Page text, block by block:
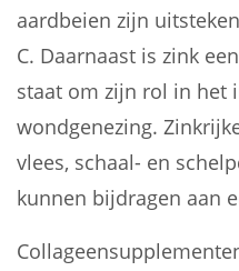
aardbeien zijn
C. Daarnaast is zink
staat om zijn rol in het
wondgenezing.
vlees, schaal- en
kunnen bijdragen aan